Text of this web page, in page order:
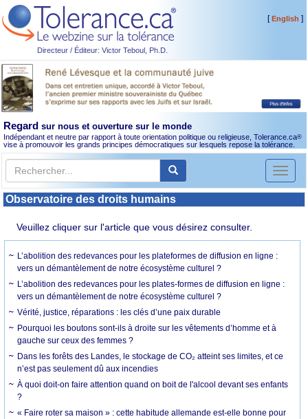
Directeur / Éditeur: Victor Teboul, Ph.D.
[English ]
Regard sur nous et ouverture sur le monde
Indépendant et neutre par rapport à toute orientation politique ou religieuse, Tolerance.ca®
vise à promouvoir les grands principes démocratiques sur lesquels repose la tolérance.
Toggle
Observatoire des droits humains
Veuillez cliquer sur l'article que vous désirez consulter.
L’abolition des redevances pour les plateformes de diffusion en ligne :
vers un démantèlement de notre écosystème culturel ?
L’abolition des redevances pour les plates-formes de diffusion en ligne :
vers un démantèlement de notre écosystème culturel ?
Vérité, justice, réparations : les clés d’une paix durable
Pourquoi les boutons sont-ils à droite sur les vêtements d’homme et à
gauche sur ceux des femmes ?
Dans les forêts des Landes, le stockage de CO₂ atteint ses limites, et ce
n’est pas seulement dû aux incendies
À quoi doit-on faire attention quand on boit de l'alcool devant ses enfants
?
« Faire roter sa maison » : cette habitude allemande est-elle bonne pour